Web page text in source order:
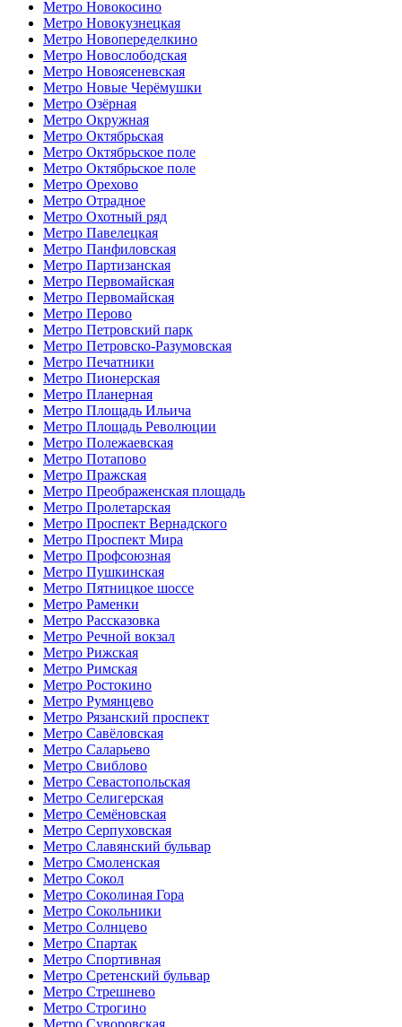
Метро Новокосино
Метро Новокузнецкая
Метро Новопеределкино
Метро Новослободская
Метро Новоясеневская
Метро Новые Черёмушки
Метро Озёрная
Метро Окружная
Метро Октябрьская
Метро Октябрьское поле
Метро Октябрьское поле
Метро Орехово
Метро Отрадное
Метро Охотный ряд
Метро Павелецкая
Метро Панфиловская
Метро Партизанская
Метро Первомайская
Метро Первомайская
Метро Перово
Метро Петровский парк
Метро Петровско-Разумовская
Метро Печатники
Метро Пионерская
Метро Планерная
Метро Площадь Ильича
Метро Площадь Революции
Метро Полежаевская
Метро Потапово
Метро Пражская
Метро Преображенская площадь
Метро Пролетарская
Метро Проспект Вернадского
Метро Проспект Мира
Метро Профсоюзная
Метро Пушкинская
Метро Пятницкое шоссе
Метро Раменки
Метро Рассказовка
Метро Речной вокзал
Метро Рижская
Метро Римская
Метро Ростокино
Метро Румянцево
Метро Рязанский проспект
Метро Савёловская
Метро Саларьево
Метро Свиблово
Метро Севастопольская
Метро Селигерская
Метро Семёновская
Метро Серпуховская
Метро Славянский бульвар
Метро Смоленская
Метро Сокол
Метро Соколиная Гора
Метро Сокольники
Метро Солнцево
Метро Спартак
Метро Спортивная
Метро Сретенский бульвар
Метро Стрешнево
Метро Строгино
Метро Суворовская